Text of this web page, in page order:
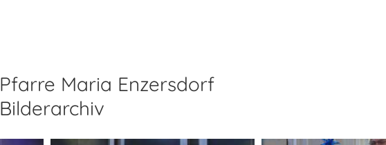
Pfarre Maria Enzersdorf
Bilderarchiv